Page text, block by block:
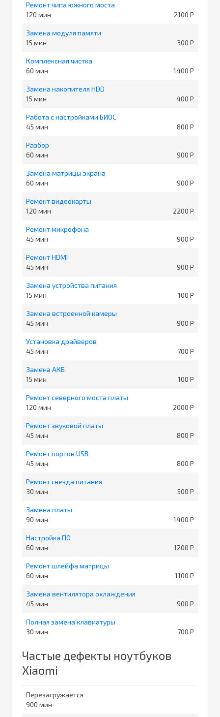
Ремонт чипа южного моста
120
2100
Замена модуля памяти
15
300
Комплексная чистка
60
1400
Замена накопителя HDD
15
400
Работа с настройками БИОС
45
800
Разбор
60
900
Замена матрицы экрана
60
900
Ремонт видеокарты
120
2200
Ремонт микрофона
45
900
Ремонт HDMI
45
900
Замена устройства питания
15
100
Замена встроенной камеры
45
900
Установка драйверов
45
700
Замена АКБ
15
100
Ремонт северного моста платы
120
2000
Ремонт звуковой платы
45
800
Ремонт портов USB
45
800
Ремонт гнезда питания
30
500
Замена платы
90
1400
Настройка ПО
60
1200
Ремонт шлейфа матрицы
60
1100
Замена вентилятора охлаждения
45
900
Полная замена клавиатуры
30
700
Частые дефекты ноутбуков
Xiaomi
Перезагружается
900